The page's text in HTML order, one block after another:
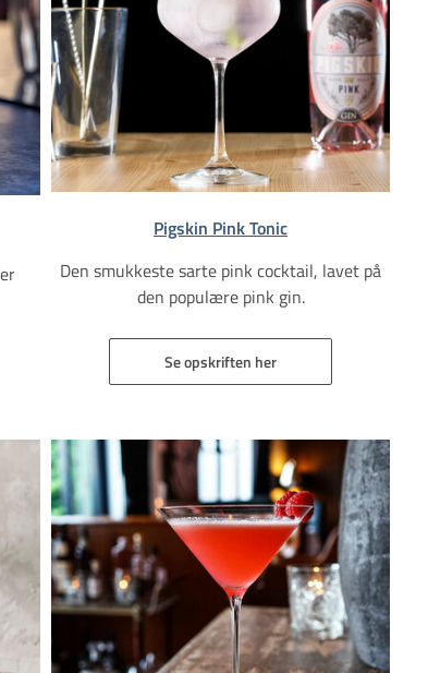
Pigskin Pink Tonic
Den smukkeste sarte pink cocktail, lavet på
den populære pink gin.
Se opskriften her